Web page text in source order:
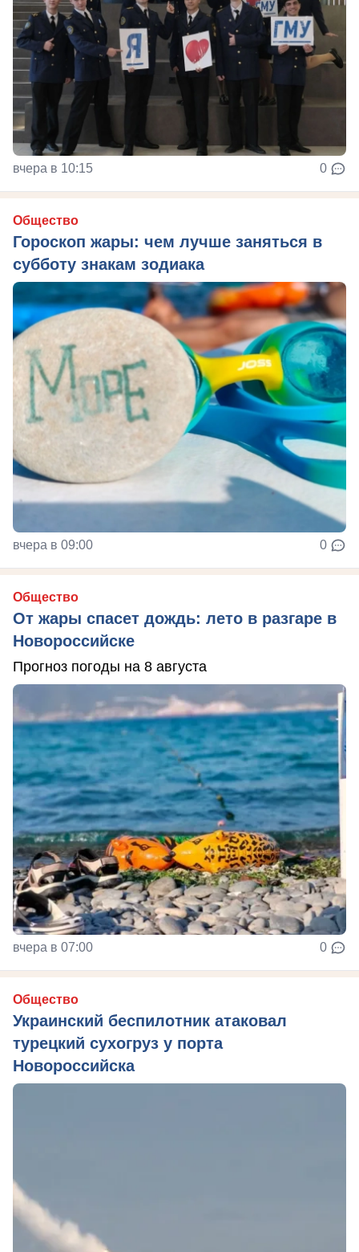
вчера в 10:15 0
Общество
Гороскоп жары: чем лучше заняться в
субботу знакам зодиака
вчера в 09:00 0
Общество
От жары спасет дождь: лето в разгаре в
Новороссийске
Прогноз погоды на 8 августа
вчера в 07:00 0
Общество
Украинский беспилотник атаковал
турецкий сухогруз у порта
Новороссийска